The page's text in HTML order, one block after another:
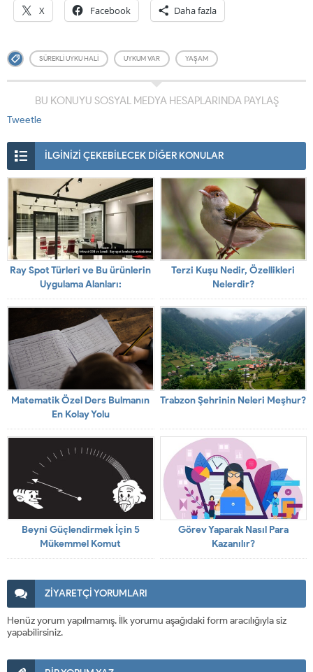
X Facebook Daha fazla
SÜREKLI UYKU HALI UYKUM VAR YAŞAM
BU KONUYU SOSYAL MEDYA HESAPLARINDA PAYLAŞ
Tweetle
İLGİNİZİ ÇEKEBİLECEK DİĞER KONULAR
Ray Spot Türleri ve Bu ürünlerin
Uygulama Alanları:
Terzi Kuşu Nedir, Özellikleri
Nelerdir?
Matematik Özel Ders Bulmanın
En Kolay Yolu
Trabzon Şehrinin Neleri Meşhur?
Beyni Güçlendirmek İçin 5
Mükemmel Komut
Görev Yaparak Nasıl Para
Kazanılır?
ZİYARETÇİ YORUMLARI
Henüz yorum yapılmamış. İlk yorumu aşağıdaki form aracılığıyla siz
yapabilirsiniz.